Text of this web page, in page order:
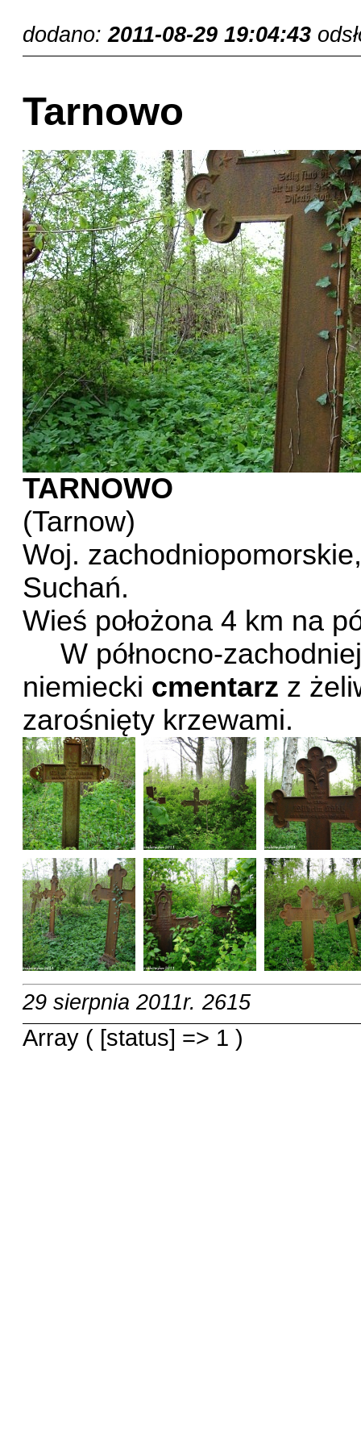
dodano:2011-08-29 19:04:43
Tarnowo
TARNOWO
(Tarnow)
Woj.
Suchań.
Wieś położona 4 km na
W północno-
niemiecki cmentarz z
zarośnięty krzewami.
29 sierpnia 2011r. 2615
Array ( [status] => 1 )